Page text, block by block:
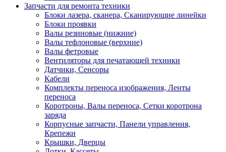
Запчасти для ремонта техники
Блоки лазера, сканера, Сканирующие линейки
Блоки проявки
Валы резиновые (нижние)
Валы тефлоновые (верхние)
Валы фетровые
Вентиляторы для печатающей техники
Датчики, Сенсоры
Кабели
Комплекты переноса изображения, Ленты
переноса
Коротроны, Валы переноса, Сетки коротрона
заряда
Корпусные запчасти, Панели управления,
Крепежи
Крышки, Дверцы